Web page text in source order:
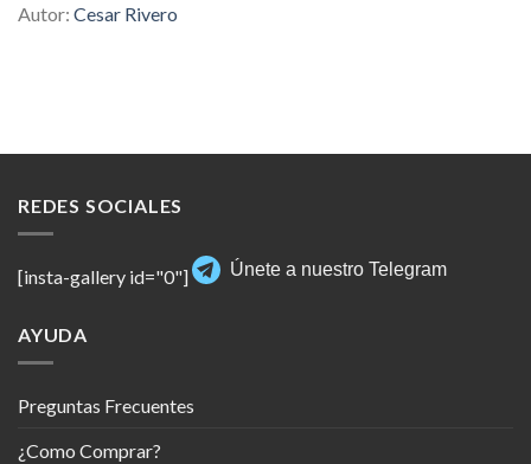
Autor: Cesar Rivero
REDES SOCIALES
[insta-gallery id="0"] Únete a nuestro Telegram
AYUDA
Preguntas Frecuentes
¿Como Comprar?